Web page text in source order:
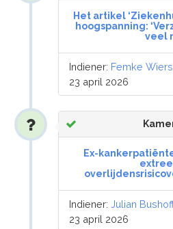
Het artikel
hoogspanning:
veel
Indiener: Femke
23 april 2026
Ex-
Indiener:Julian
23 april 2026